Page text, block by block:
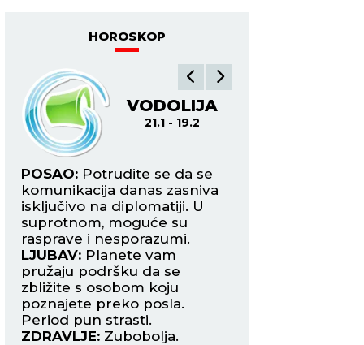
HOROSKOP
VODOLIJA
21.1 - 19.2
POSAO: Potrudite se da se
komunikacija danas zasniva
isključivo na diplomatiji. U
suprotnom, moguće su
rasprave i nesporazumi.
LJUBAV: Planete vam
pružaju podršku da se
zbližite s osobom koju
poznajete preko posla.
Period pun strasti.
ZDRAVLJE: Zubobolja.